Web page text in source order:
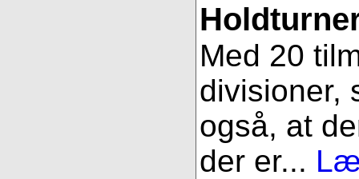
Med 20
divisioner,
også, at
der er...